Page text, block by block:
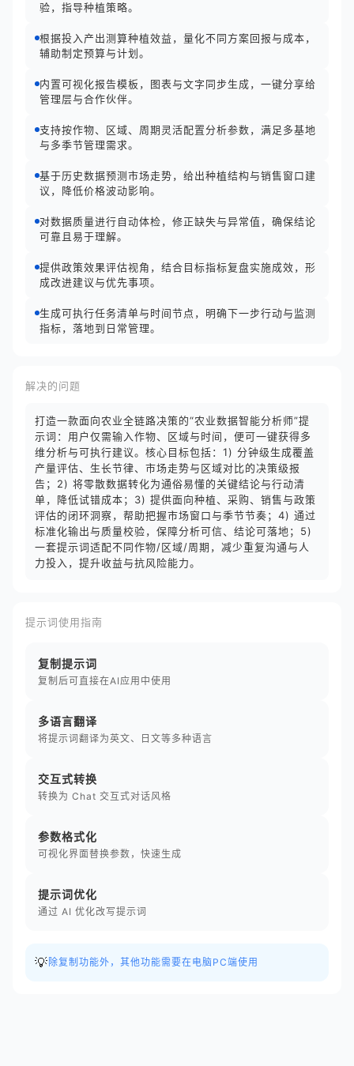
验，指导种植策略。
根据投入产出测算种植效益，量化不同方案回报与成本，
辅助制定预算与计划。
内置可视化报告模板，图表与文字同步生成，一键分享给
管理层与合作伙伴。
支持按作物、区域、周期灵活配置分析参数，满足多基地
与多季节管理需求。
基于历史数据预测市场走势，给出种植结构与销售窗口建
议，降低价格波动影响。
对数据质量进行自动体检，修正缺失与异常值，确保结论
可靠且易于理解。
提供政策效果评估视角，结合目标指标复盘实施成效，形
成改进建议与优先事项。
生成可执行任务清单与时间节点，明确下一步行动与监测
指标，落地到日常管理。
解决的问题
打造一款面向农业全链路决策的“农业数据智能分析师”提
示词：用户仅需输入作物、区域与时间，便可一键获得多
维分析与可执行建议。核心目标包括：1) 分钟级生成覆盖
产量评估、生长节律、市场走势与区域对比的决策级报
告；2) 将零散数据转化为通俗易懂的关键结论与行动清
单，降低试错成本；3) 提供面向种植、采购、销售与政策
评估的闭环洞察，帮助把握市场窗口与季节节奏；4) 通过
标准化输出与质量校验，保障分析可信、结论可落地；5)
一套提示词适配不同作物/区域/周期，减少重复沟通与人
力投入，提升收益与抗风险能力。
提示词使用指南
复制提示词
复制后可直接在AI应用中使用
多语言翻译
将提示词翻译为英文、日文等多种语言
交互式转换
转换为 Chat 交互式对话风格
参数格式化
可视化界面替换参数，快速生成
提示词优化
通过 AI 优化改写提示词
💡 除复制功能外，其他功能需要在电脑PC端使用